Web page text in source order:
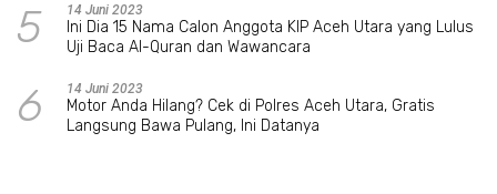
5 14 Juni 2023
Ini Dia 15 Nama Calon Anggota KIP Aceh Utara yang Lulus
Uji Baca Al-Quran dan Wawancara
6 14 Juni 2023
Motor Anda Hilang? Cek di Polres Aceh Utara, Gratis
Langsung Bawa Pulang, Ini Datanya